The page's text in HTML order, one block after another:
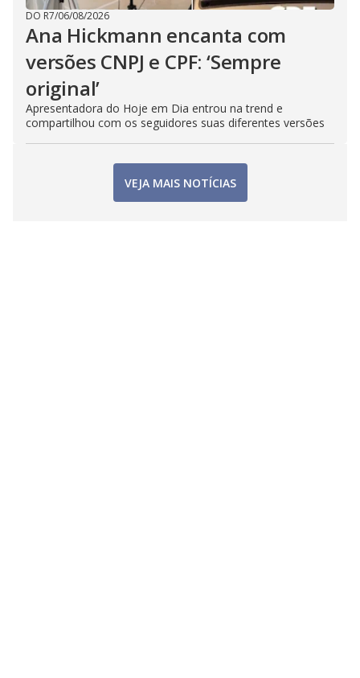
DO R7/06/08/2026
Ana Hickmann encanta com
versões CNPJ e CPF: ‘Sempre
original’
Apresentadora do Hoje em Dia entrou na trend e
compartilhou com os seguidores suas diferentes versões
VEJA MAIS NOTÍCIAS